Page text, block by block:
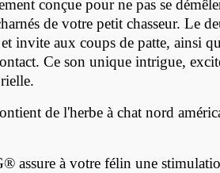
conçue pour ne pas se
de votre petit chasseur. Le
invite aux coups de patte, ainsi
Ce son unique intrigue,
de l'herbe à chat nord
assure à votre félin une